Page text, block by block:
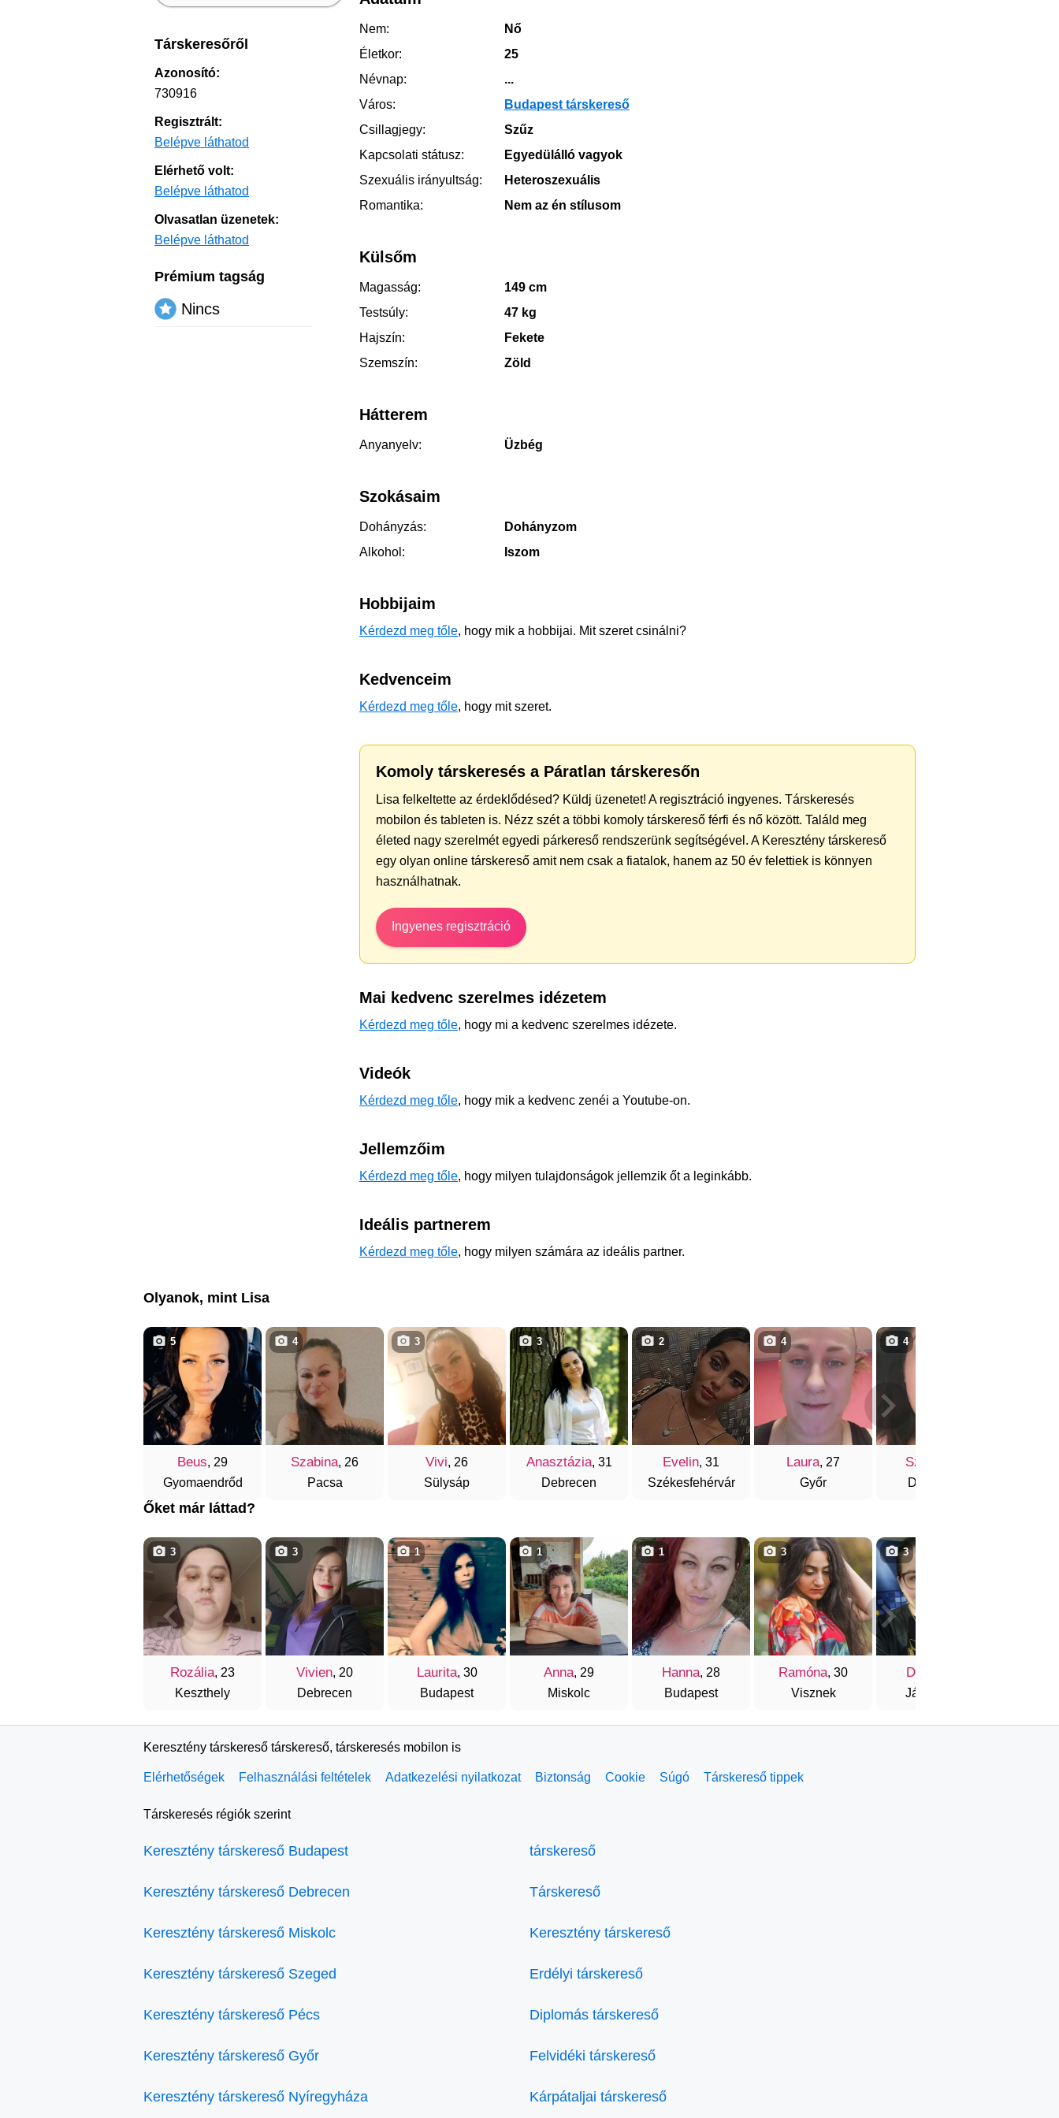
Nem:
Nő
Életkor:
25
Névnap:
...
Város:
Budapest társkereső
Csillagjegy:
Szűz
Kapcsolati státusz:
Egyedülálló vagyok
Szexuális irányultság:
Heteroszexuális
Romantika:
Nem az én stílusom
Külsőm
Magasság:
149 cm
Testsúly:
47 kg
Hajszín:
Fekete
Szemszín:
Zöld
Hátterem
Anyanyelv: Üzbég
Szokásaim
Dohányzás:
Dohányzom
Alkohol:
Iszom
Hobbijaim
Kérdezd meg tőle, hogy mik a hobbijai. Mit szeret csinálni?
Kedvenceim
Kérdezd meg tőle, hogy mit szeret.
Komoly társkeresés a Páratlan társkeresőn
Lisa felkeltette az érdeklődésed? Küldj üzenetet! A regisztráció ingyenes. Társkeresés
mobilon és tableten is. Nézz szét a többi komoly társkereső férfi és nő között. Találd meg
életed nagy szerelmét egyedi párkereső rendszerünk segítségével. A Keresztény társkereső
egy olyan online társkereső amit nem csak a fiatalok, hanem az 50 év felettiek is könnyen
használhatnak.
Ingyenes regisztráció
Mai kedvenc szerelmes idézetem
Kérdezd meg tőle, hogy mi a kedvenc szerelmes idézete.
Videók
Kérdezd meg tőle, hogy mik a kedvenc zenéi a Youtube-on.
Jellemzőim
Kérdezd meg tőle, hogy milyen tulajdonságok jellemzik őt a leginkább.
Ideális partnerem
Kérdezd meg tőle, hogy milyen számára az ideális partner.
Társkeresőről
Azonosító:
730916
Regisztrált:
Belépve láthatod
Elérhető volt:
Belépve láthatod
Olvasatlan üzenetek:
Belépve láthatod
Prémium tagság
Nincs
Olyanok, mint Lisa
Beus, 29
Gyomaendrőd
5
Szabina, 26
Pacsa
4
Vivi, 26
Sülysáp
3
Anasztázia, 31
Debrecen
3
Evelin, 31
Székesfehérvár
2
Laura, 27
Győr
4
Szandi
Debrecen
4
Őket már láttad?
Rozália, 23
Keszthely
3
Vivien, 20
Debrecen
3
Laurita, 30
Budapest
1
Anna, 29
Miskolc
1
Hanna, 28
Budapest
1
Ramóna, 30
Visznek
3
Dalma
Jászdózsa
3
Keresztény társkereső társkereső, társkeresés mobilon is
Elérhetőségek Felhasználási feltételek Adatkezelési nyilatkozat Biztonság Cookie Súgó Társkereső tippek
Társkeresés régiók szerint
Keresztény társkereső Budapest
Keresztény társkereső Debrecen
Keresztény társkereső Miskolc
Keresztény társkereső Szeged
Keresztény társkereső Pécs
Keresztény társkereső Győr
Keresztény társkereső Nyíregyháza
társkereső
Társkereső
Keresztény társkereső
Erdélyi társkereső
Diplomás társkereső
Felvidéki társkereső
Kárpátaljai társkereső